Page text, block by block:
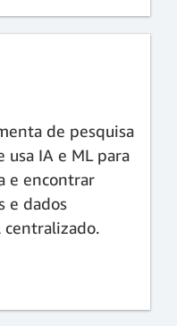
de pesquisa
usa IA e ML para
e encontrar
e dados